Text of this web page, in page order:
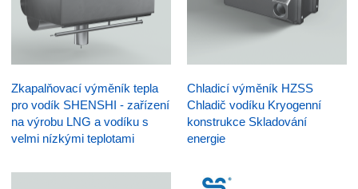
Zkapalňovací výměník tepla
pro vodík SHENSHI - zařízení
na výrobu LNG a vodíku s
velmi nízkými teplotami
Chladicí výměník HZSS
Chladič vodíku Kryogenní
konstrukce Skladování
energie